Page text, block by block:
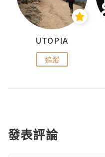
UTOPIA
追蹤
發表評論